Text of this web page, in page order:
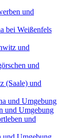
und
bei Weißenfels
und
und
(Saale) und
und Umgebung
und Umgebung
und